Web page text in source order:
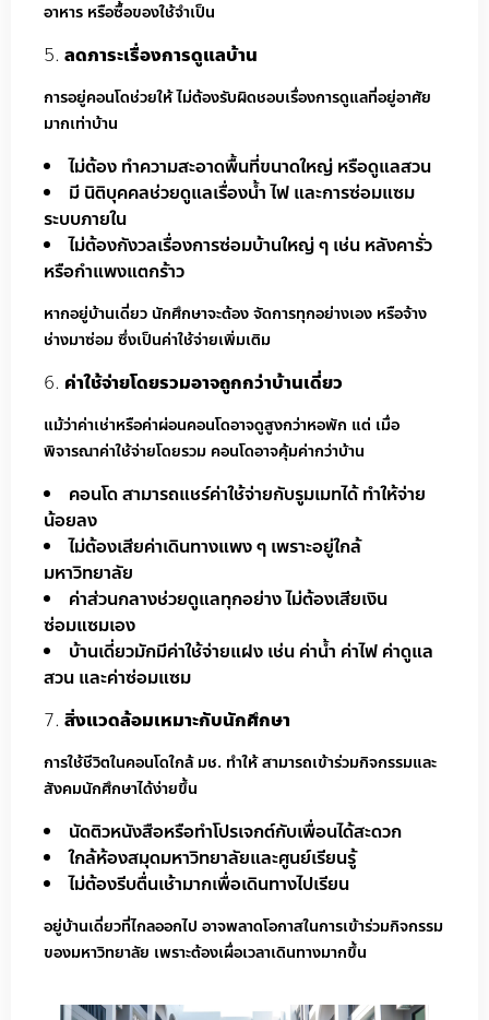
อาหาร หรือซื้อของใช้จำเป็น
ลดภาระเรื่องการดูแลบ้าน
การอยู่คอนโดช่วยให้ ไม่ต้องรับผิดชอบเรื่องการดูแลที่อยู่อาศัย
มากเท่าบ้าน
ไม่ต้อง ทำความสะอาดพื้นที่ขนาดใหญ่ หรือดูแลสวน
มี นิติบุคคลช่วยดูแลเรื่องน้ำ ไฟ และการซ่อมแซม
ระบบภายใน
ไม่ต้องกังวลเรื่องการซ่อมบ้านใหญ่ ๆ เช่น หลังคารั่ว
หรือกำแพงแตกร้าว
หากอยู่บ้านเดี่ยว นักศึกษาจะต้อง จัดการทุกอย่างเอง หรือจ้าง
ช่างมาซ่อม ซึ่งเป็นค่าใช้จ่ายเพิ่มเติม
ค่าใช้จ่ายโดยรวมอาจถูกกว่าบ้านเดี่ยว
แม้ว่าค่าเช่าหรือค่าผ่อนคอนโดอาจดูสูงกว่าหอพัก แต่ เมื่อ
พิจารณาค่าใช้จ่ายโดยรวม คอนโดอาจคุ้มค่ากว่าบ้าน
คอนโด สามารถแชร์ค่าใช้จ่ายกับรูมเมทได้ ทำให้จ่าย
น้อยลง
ไม่ต้องเสียค่าเดินทางแพง ๆ เพราะอยู่ใกล้
มหาวิทยาลัย
ค่าส่วนกลางช่วยดูแลทุกอย่าง ไม่ต้องเสียเงิน
ซ่อมแซมเอง
บ้านเดี่ยวมักมีค่าใช้จ่ายแฝง เช่น ค่าน้ำ ค่าไฟ ค่าดูแล
สวน และค่าซ่อมแซม
สิ่งแวดล้อมเหมาะกับนักศึกษา
การใช้ชีวิตในคอนโดใกล้ มช. ทำให้ สามารถเข้าร่วมกิจกรรมและ
สังคมนักศึกษาได้ง่ายขึ้น
นัดติวหนังสือหรือทำโปรเจกต์กับเพื่อนได้สะดวก
ใกล้ห้องสมุดมหาวิทยาลัยและศูนย์เรียนรู้
ไม่ต้องรีบตื่นเช้ามากเพื่อเดินทางไปเรียน
อยู่บ้านเดี่ยวที่ไกลออกไป อาจพลาดโอกาสในการเข้าร่วมกิจกรรม
ของมหาวิทยาลัย เพราะต้องเผื่อเวลาเดินทางมากขึ้น